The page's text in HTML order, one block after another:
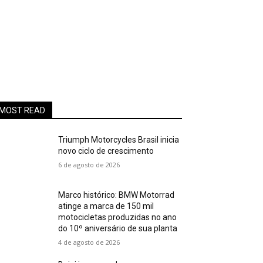
MOST READ
Triumph Motorcycles Brasil inicia
novo ciclo de crescimento
6 de agosto de 2026
Marco histórico: BMW Motorrad
atinge a marca de 150 mil
motocicletas produzidas no ano
do 10º aniversário de sua planta
4 de agosto de 2026